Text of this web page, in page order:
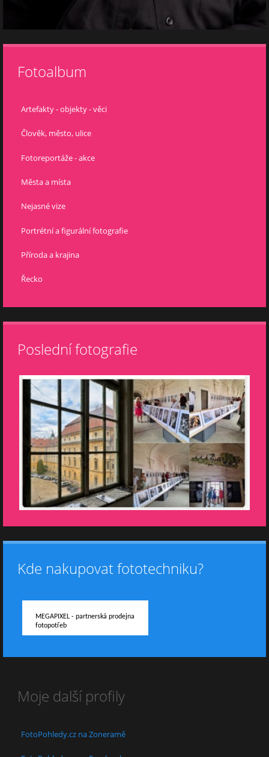
Fotoalbum
Artefakty - objekty - věci
Člověk, město, ulice
Fotoreportáže - akce
Města a místa
Nejasné vize
Portrétní a figurální fotografie
Příroda a krajina
Řecko
Poslední fotografie
Kde nakupovat fototechniku?
MEGAPIXEL - partnerská prodejna
fotopotřeb
Moje další profily
FotoPohledy.cz na Zoneramě